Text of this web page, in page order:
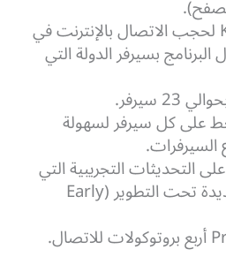
ميزة Kill Switch لحجب الاتصال بالإنترنت في
بسيرفر الدولة التي
سيرفر.
على كل سيرفر لسهولة
التحديثات التجريبية التي
تقدم مميزات جديدة تحت التطوير (Early